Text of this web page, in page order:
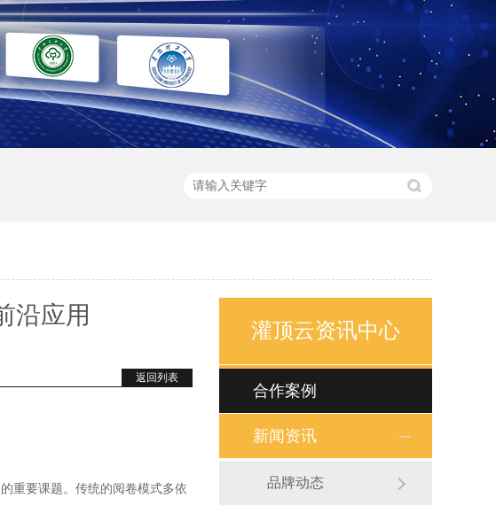
沿应用
返回列表
重要课题。传统的阅卷模式多依
灌顶云资讯中心
合作案例
新闻资讯
品牌动态